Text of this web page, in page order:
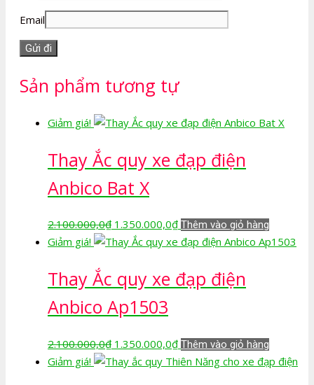
Email
Sản phẩm tương tự
Giảm giá!
Thay Ắc quy xe đạp điện
Anbico Bat X
2.100.000,0₫ Giá
gốc
2.100.000,0₫.
1.350.000,0₫Giá
hiện
là:
1.350.000,0₫.
Thêm vào giỏ hàng
Giảm giá!
Thay Ắc quy xe đạp điện
Anbico Ap1503
2.100.000,0₫ Giá
gốc
1.350.000,0₫Giá
hiện
Thêm vào giỏ hàng
Giảm giá!